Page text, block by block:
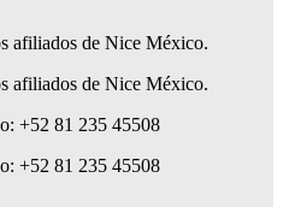
afiliados de Nice México.
afiliados de Nice México.
+52 81 235 45508
+52 81 235 45508